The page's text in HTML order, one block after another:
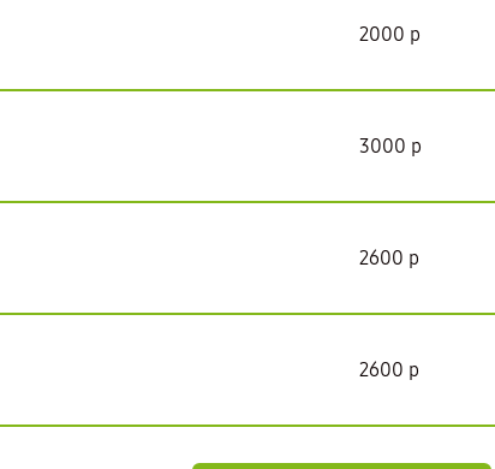
2000 р
3000 р
2600 р
2600 р